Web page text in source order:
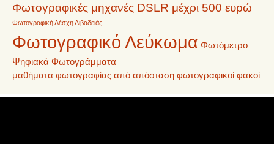
Φωτογραφικές μηχανές DSLR μέχρι 500 ευρώ
Φωτογραφική Λέσχη Λιβαδειάς
Φωτογραφικό Λεύκωμα Φωτόμετρο
Ψηφιακά Φωτογράμματα
μαθήματα φωτογραφίας από απόσταση φωτογραφικοί φακοί